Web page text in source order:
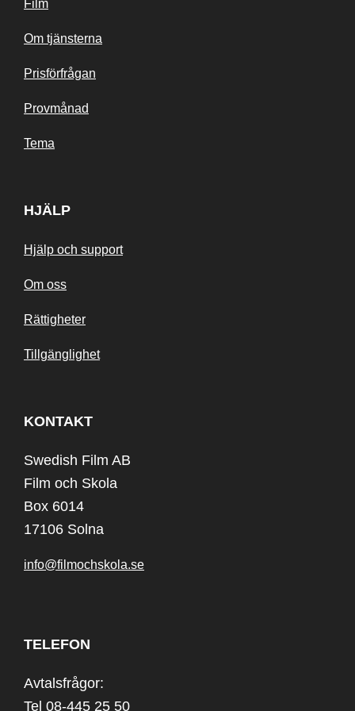
Film
Om tjänsterna
Prisförfrågan
Provmånad
Tema
HJÄLP
Hjälp och support
Om oss
Rättigheter
Tillgänglighet
KONTAKT
Swedish Film AB
Film och Skola
Box 6014
17106 Solna
info@filmochskola.se
TELEFON
Avtalsfrågor:
Tel 08-445 25 50